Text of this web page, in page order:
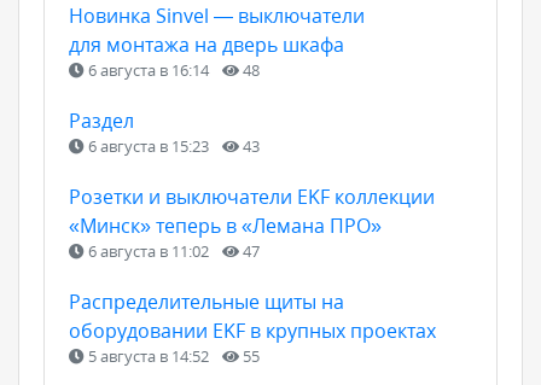
Новинка Sinvel — выключатели
для монтажа на дверь шкафа
6 августа в 16:14 48
Раздел
6 августа в 15:23 43
Розетки и выключатели EKF коллекции
«Минск» теперь в «Лемана ПРО»
6 августа в 11:02 47
Распределительные щиты на
оборудовании EKF в крупных проектах
5 августа в 14:52 55